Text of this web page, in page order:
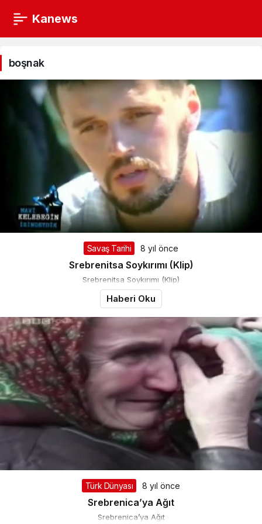
Kanews
boşnak
Haberleri
boşnak
Savaş Tarihi 8 yıl önce
Srebrenitsa Soykırımı (Klip)
Srebrenitsa Soykırımı (Klip)
Haberi Oku
Türk Dünyası 8 yıl önce
Srebrenica’ya Ağıt
Srebrenica’ya Ağıt